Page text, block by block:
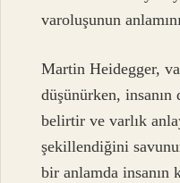
varoluşunun
Martin Heidegger,
düşünürken, insanın
belirtir ve varlık
şekillendiğini
bir anlamda insanın